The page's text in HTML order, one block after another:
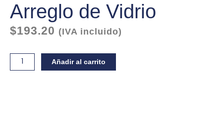
Arreglo de Vidrio
$193.20 (IVA incluido)
Arreglo
de
Añadir al carrito